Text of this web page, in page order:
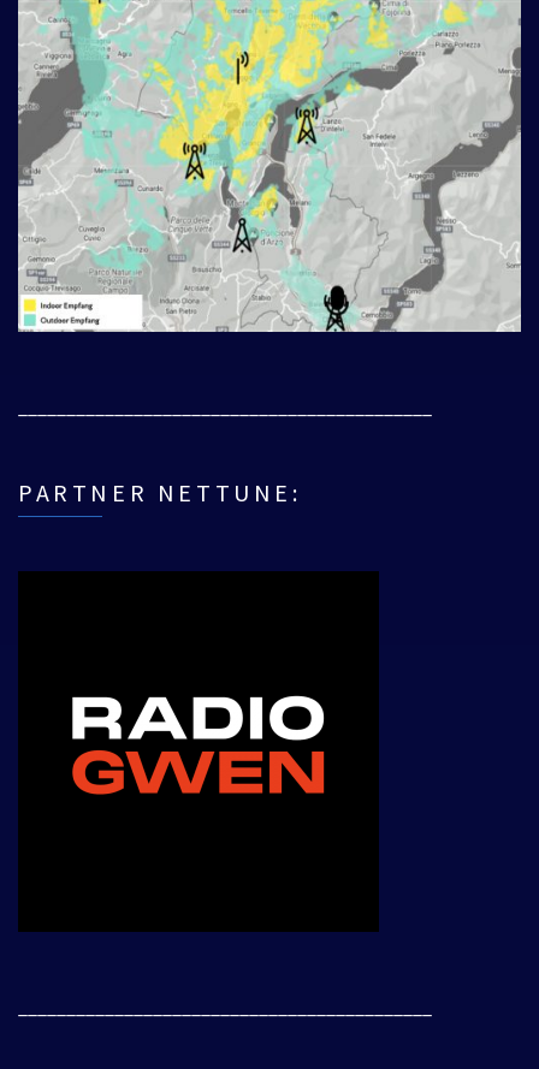
PARTNER NETTUNE: